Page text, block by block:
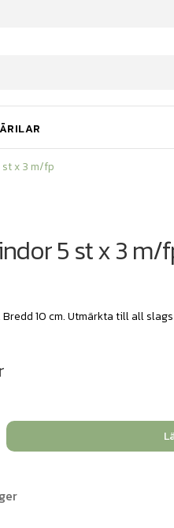
x 3 m/fp
5 st x 3 m/
Bredd 10 cm. Utmärkta till all